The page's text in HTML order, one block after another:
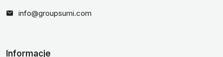
info@groupsumi.com
Informacje